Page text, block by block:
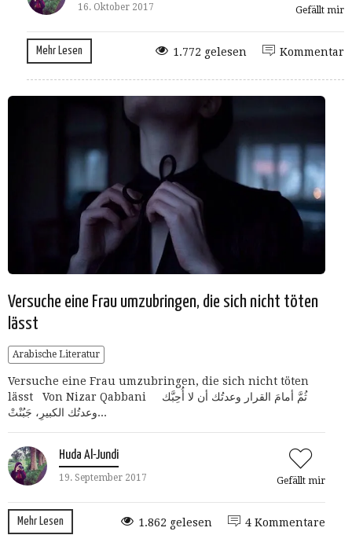
16. Oktober 2017 Gefällt mir
Mehr Lesen Kommentar
1.772 gelesen
Versuche eine Frau umzubringen, die sich nicht töten
lässt
Arabische Literatur
Versuche eine Frau umzubringen, die sich nicht töten
lässt Von Nizar Qabbani ‎وعدتُك أن لا أُحِبَّك ‎ثُمَّ أمامَ القرار
الكبيرِ، جَبُنْتْ ‎وعدتُك...
Huda Al-Jundi
19. September 2017 Gefällt mir
Mehr Lesen 4 Kommentare
1.862 gelesen